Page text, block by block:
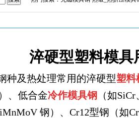
淬硬型塑料模具
种及热处理常用的淬硬型塑料
、低合金冷作模具钢
（如
钢）、Cr12型钢（如